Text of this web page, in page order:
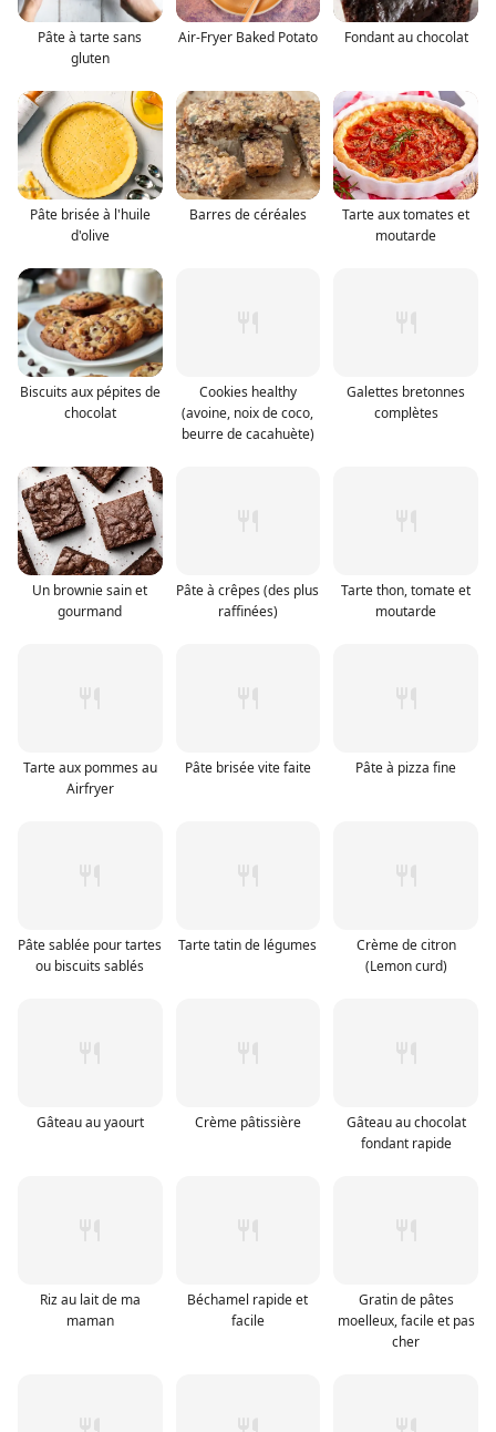
Pâte à tarte sans
gluten
Air-Fryer Baked Potato Fondant au chocolat
Pâte brisée à l'huile
d'olive
Barres de céréales
Tarte aux tomates et
moutarde
Biscuits aux pépites de
chocolat
Cookies healthy
(avoine, noix de coco,
beurre de cacahuète)
Galettes bretonnes
complètes
Un brownie sain et
gourmand
Pâte à crêpes (des plus
raffinées)
Tarte thon, tomate et
moutarde
Tarte aux pommes au
Airfryer
Pâte brisée vite faite Pâte à pizza fine
Pâte sablée pour tartes
ou biscuits sablés
Tarte tatin de légumes
Crème de citron
(Lemon curd)
Gâteau au yaourt Crème pâtissière
Gâteau au chocolat
fondant rapide
Riz au lait de ma
maman
Béchamel rapide et
facile
Gratin de pâtes
moelleux, facile et pas
cher